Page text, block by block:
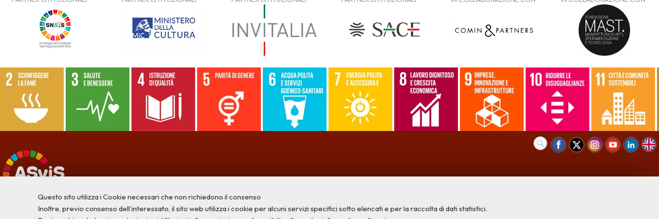
Questo sito utilizza i Cookie necessari che non richiedono il consenso
Inoltre, previo consenso dell’interessato, il sito web utilizza i cookie per alcuni servizi specifici sotto elencati e per la raccolta di dati statistici.